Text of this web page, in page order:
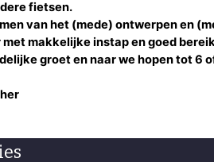
fietsen.
van het (mede) ontwerpen en
makkelijke instap en goed
groet en naar we hopen tot 6